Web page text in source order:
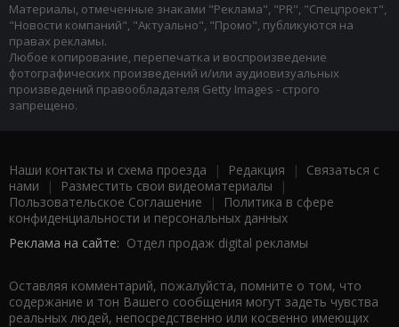
Материалы, отмеченные знаками "Реклама", "PR", "Спецпроект",
"Новости компаний", "Актуально", "Промо", публикуются на
правах рекламы.
Любое копирование, перепечатка и воспроизведение
фотографических произведений и/или аудиовизуальных
произведений правообладателя Getty Images - строго
запрещено.
Наши контакты и схема проезда | Редакция | Связаться с
нами | Разместить свои видеоматериалы |
Пользовательское Соглашение |
Политика в сфере
конфиденциальности и персональных данных
Реклама на сайте: Отдел продаж digital рекламы
Оставляя комментарий, пожалуйста, помните о том, что
содержание и тон Вашего сообщения могут задеть чувства
реальных людей, непосредственно или косвенно имеющих